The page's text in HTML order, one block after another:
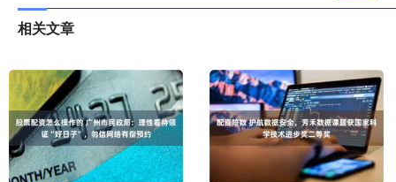
相关文章